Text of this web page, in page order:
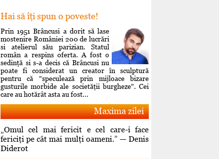
Hai să îţi spun o poveste!
Prin 1951 Brâncusi a dorit să lase
mostenire României 200 de lucrări
si atelierul său parizian. Statul
român a respins oferta. A fost o
sedinţă si s-a decis că Brâncusi nu
poate fi considerat un creator în sculptură
pentru că "speculează prin mijloace bizare
gusturile morbide ale societăţii burgheze". Cei
care au hotărât asta au fost...
Maxima zilei
„Omul cel mai fericit e cel care-i face
fericiţi pe cât mai mulţi oameni.” — Denis
Diderot